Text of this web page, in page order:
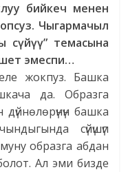
бийкеч менен
. Чыгармачыл
сүйүү” темасына
эмеспи…
жокпуз. Башка
да. Образга
башка
сүйүшүп
образга абдан
Ал эми бизде